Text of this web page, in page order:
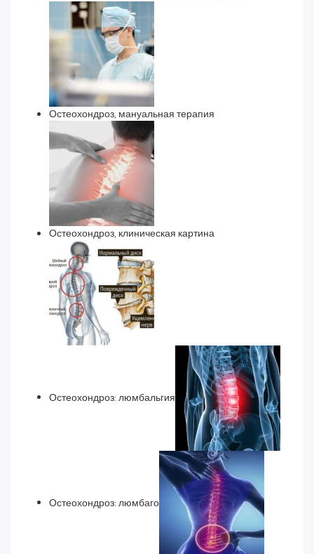
Остеохондроз, мануальная терапия
Остеохондроз, клиническая картина
Остеохондроз: люмбальгия
Остеохондроз: люмбаго